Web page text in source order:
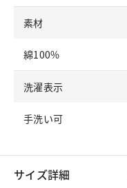
素材
綿100%
洗濯表示
手洗い可
サイズ詳細